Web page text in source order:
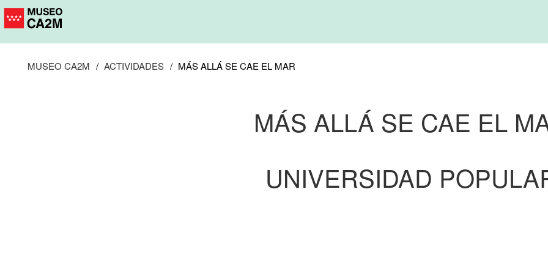
Pasar
al
MUSEO CA2M ACTIVIDADES MÁS ALLÁ SE CAE EL MAR
MÁS ALLÁ SE CAE EL
UNIVERSIDAD